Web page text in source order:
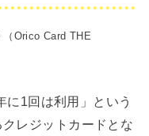
（Orico Card THE
1回は利用」という
レジットカードとな